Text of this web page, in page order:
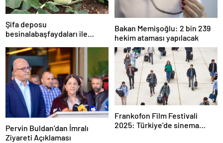
Şifa deposu
besinalabaşfaydaları ile
koruyan mucize besin
alabaş…
Bakan Memişoğlu: 2 bin 239
hekim ataması yapılacak
Pervin Buldan’dan İmralı
Ziyareti Açıklaması
Frankofon Film Festivali
2025: Türkiye’de sinema